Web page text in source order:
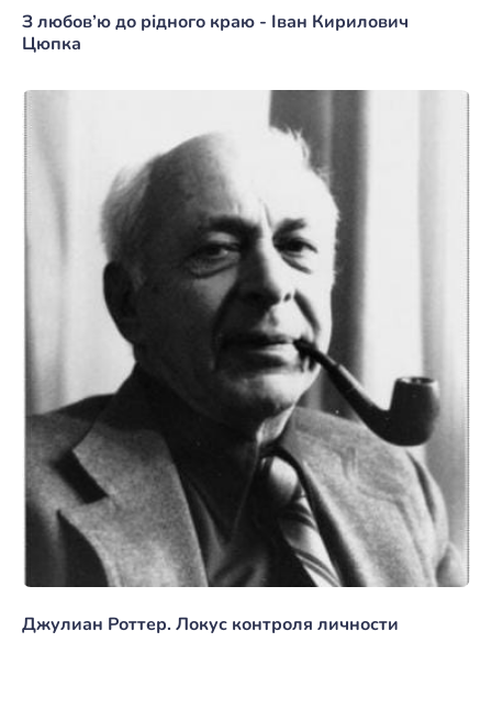
З любов’ю до рідного краю - Іван Кирилович
Цюпка
Джулиан Роттер. Локус контроля личности